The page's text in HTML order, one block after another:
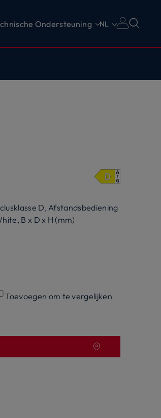
Ondersteuning NL
D, Afstandsbediening
B x D x H (mm)
Toevoegen om te vergelijken